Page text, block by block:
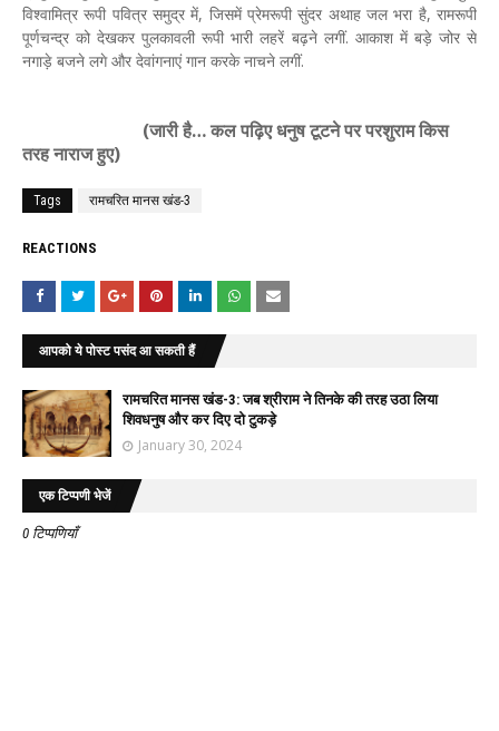
विश्वामित्र रूपी पवित्र समुद्र में, जिसमें प्रेमरूपी सुंदर अथाह जल भरा है, रामरूपी
पूर्णचन्द्र को देखकर पुलकावली रूपी भारी लहरें बढ़ने लगीं. आकाश में बड़े जोर से
नगाड़े बजने लगे और देवांगनाएं गान करके नाचने लगीं.
(जारी है… कल पढ़िए धनुष टूटने पर परशुराम किस
तरह नाराज हुए)
Tags रामचरित मानस खंड-3
REACTIONS
आपको ये पोस्ट पसंद आ सकती हैं
रामचरित मानस खंड-3: जब श्रीराम ने तिनके की तरह उठा लिया
शिवधनुष और कर दिए दो टुकड़े
January 30, 2024
एक टिप्पणी भेजें
0 टिप्पणियाँ